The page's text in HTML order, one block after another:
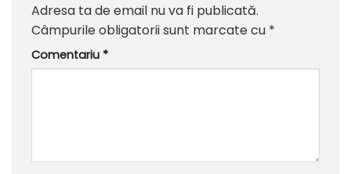
Adresa ta de email nu va fi publicată.
Câmpurile obligatorii sunt marcate cu *
Comentariu *